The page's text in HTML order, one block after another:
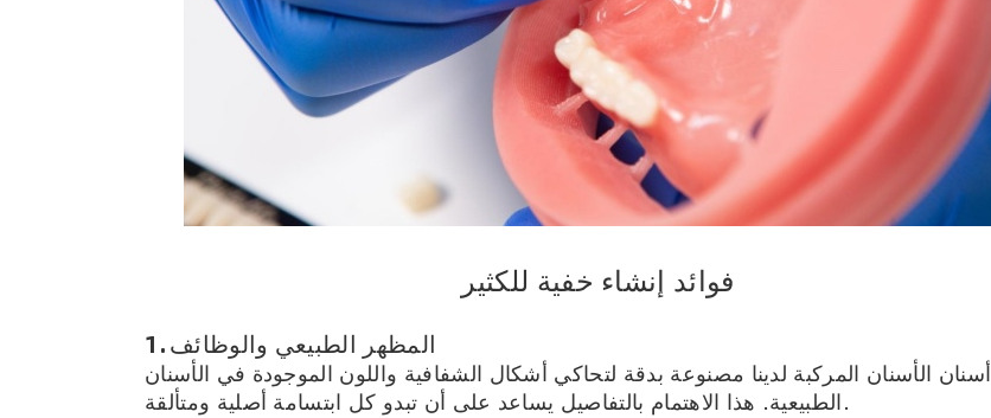
فوائد إنشاء خفية للكثير
1. المظهر الطبيعي والوظائف
أسنان الأسنان المركبة لدينا مصنوعة بدقة لتحاكي أشكال الشفافية واللون الموجودة في الأسنان
الطبيعية. هذا الاهتمام بالتفاصيل يساعد على أن تبدو كل ابتسامة أصلية ومتألقة.